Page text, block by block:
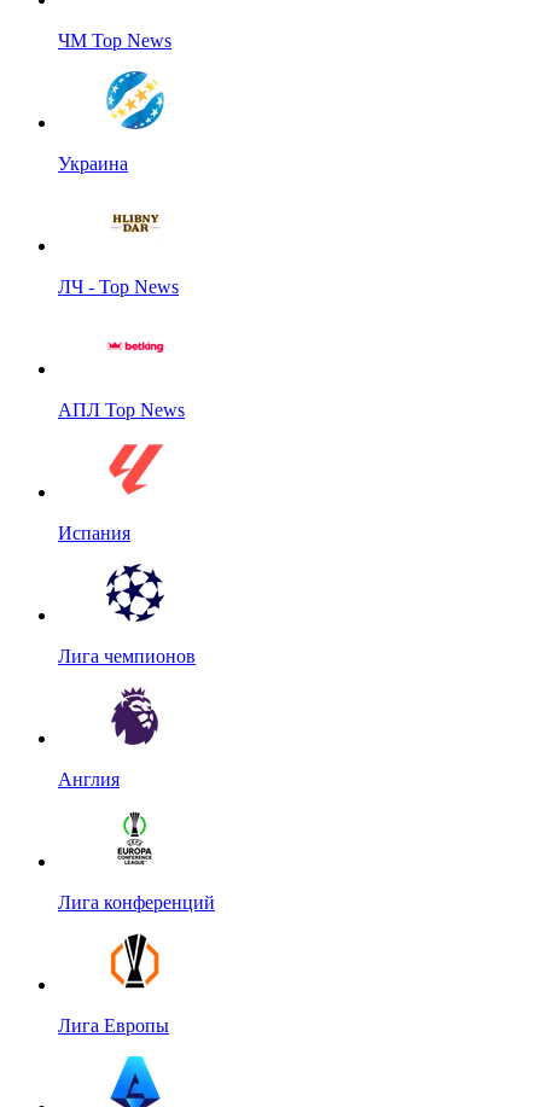
ЧМ Top News
Украина
ЛЧ - Top News
АПЛ Top News
Испания
Лига чемпионов
Англия
Лига конференций
Лига Европы